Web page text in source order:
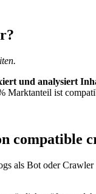
und analysiert
Marktanteil ist
compatible
als Bot oder